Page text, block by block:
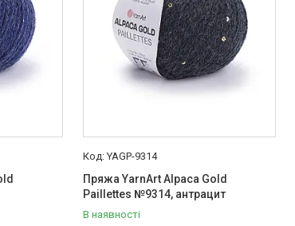
YAGP-9314
Пряжа YarnArt Alpaca Gold
Paillettes №9314, антрацит
В наявності